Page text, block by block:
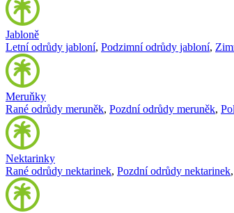
Jabloně
Letní odrůdy jabloní, Podzimní odrůdy jabloní,
Meruňky
Rané odrůdy meruněk, Pozdní odrůdy meruněk,
Nektarinky
Rané odrůdy nektarinek, Pozdní odrůdy nektarinek,